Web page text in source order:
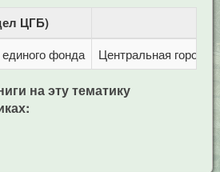
ЦГБ)
фонда Центральная
на эту тематику